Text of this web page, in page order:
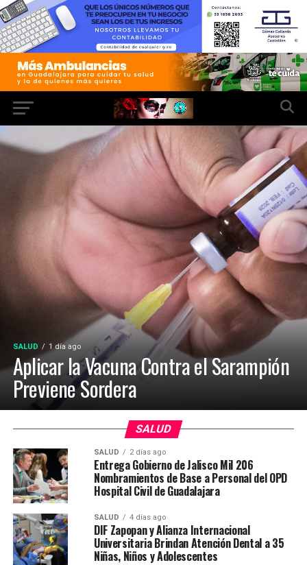
SALUD 1 día ago
Aplicar la Vacuna Contra el Sarampión
Previene Sordera
SALUD
SALUD 2 días ago
Entrega Gobierno de Jalisco Mil 206
Nombramientos de Base a Personal del OPD
Hospital Civil de Guadalajara
SALUD 4 días ago
DIF Zapopan y Alianza Internacional
Universitaria Brindan Atención Dental a 35
Niñas, Niños y Adolescentes